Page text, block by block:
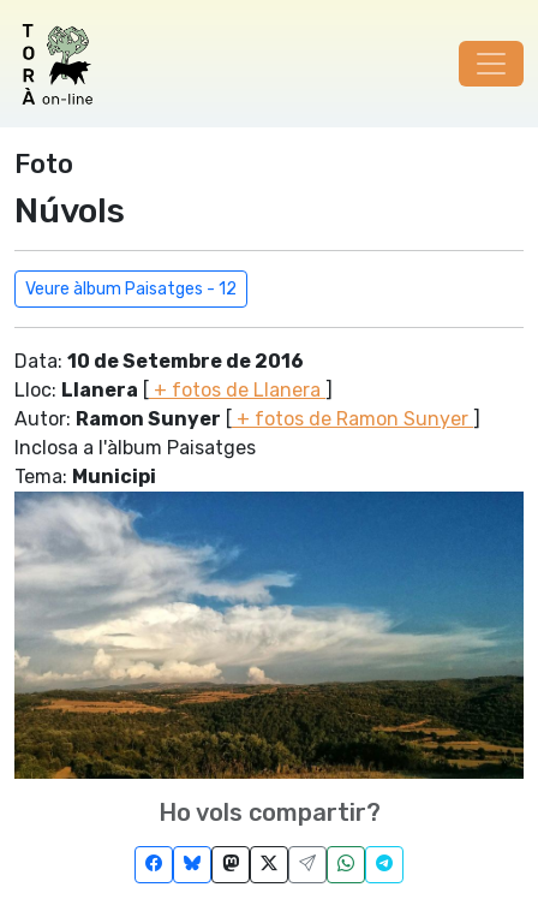
Foto
Núvols
Veure àlbum Paisatges - 12
Data: 10 de Setembre de 2016
Lloc: Llanera [ + fotos de Llanera ]
Autor: Ramon Sunyer [ + fotos de Ramon Sunyer ]
Inclosa a l'àlbum Paisatges
Tema: Municipi
Ho vols compartir?